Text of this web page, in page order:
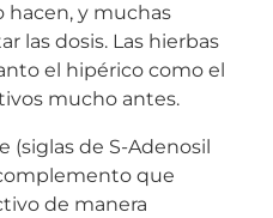
hacen, y muchas
las dosis. Las hierbas
el hipérico como el
mucho antes.
(siglas de S-Adenosil
que
de manera